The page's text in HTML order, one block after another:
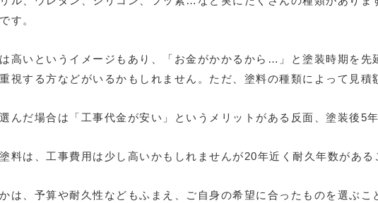
す。
高いというイメージもあり、「お金がかかるから…」と塗装時期を
視する方などがいるかもしれません。ただ、塗料の種類によって見積
んだ場合は「工事代金が安い」というメリットがある反面、塗装後5
料は、工事費用は少し高いかもしれませんが20年近く耐久年数がある
は、予算や耐久性などもふまえ、ご自身の希望に合ったものを選ぶこ